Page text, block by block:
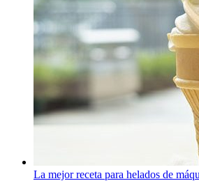
La mejor receta para helados de